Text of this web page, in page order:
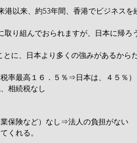
港以来、約53年間、香港でビジネス
り組んでおられますが、日本に帰ろ
に、日本より多くの強みがあるから
最高１６．５％⇒日本は、４５％）
相続税なし
保険など）なし⇒法人の負担がない
くれる。